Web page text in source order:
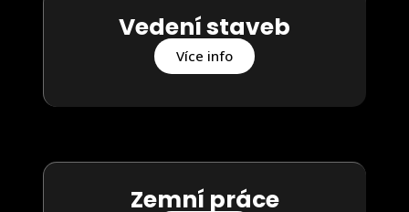
Vedení staveb
Více info
Zemní práce